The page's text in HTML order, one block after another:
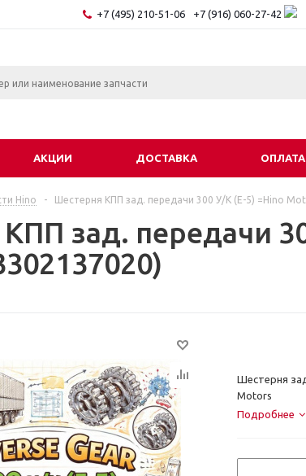
+7 (495) 210-51-06 +7 (916) 060-27-42
АКЦИИ ДОСТАВКА ОПЛАТА
Hino - Шестерня КПП зад. передачи 300 У/К (E-5) =Hino
зад. передачи
Шестерня
Motors
Подробнее